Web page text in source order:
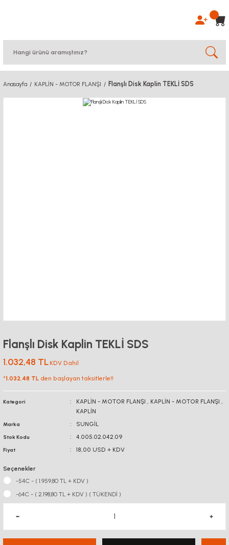
Anasayfa KAPLİN - MOTOR FLANŞI Flanşlı Disk Kaplin TEKLİ SDS
Flanşlı Disk Kaplin TEKLİ SDS
1.032,48 TL KDV Dahil
*1.032,48 TL den başlayan taksitlerle!!
Kategori KAPLİN - MOTOR FLANŞI , KAPLİN - MOTOR FLANŞI ,
KAPLİN
Marka SUNGİL
Stok Kodu 4.005.02.042.09
Fiyat 18,00 USD + KDV
Seçenekler
-54C - ( 1.959,80 TL + KDV )
-64C - ( 2.198,80 TL + KDV ) ( TÜKENDİ )